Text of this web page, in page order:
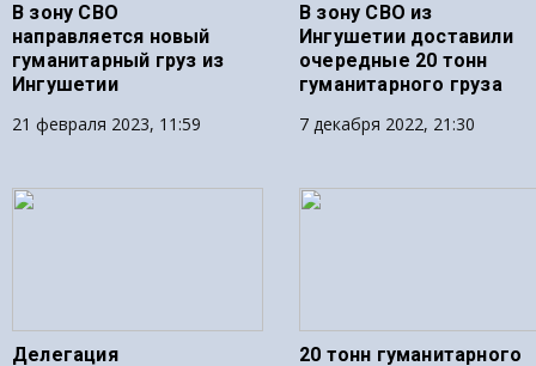
В зону СВО
направляется новый
гуманитарный груз из
Ингушетии
21 февраля 2023, 11:59
В зону СВО из
Ингушетии доставили
очередные 20 тонн
гуманитарного груза
7 декабря 2022, 21:30
Делегация
20 тонн гуманитарного